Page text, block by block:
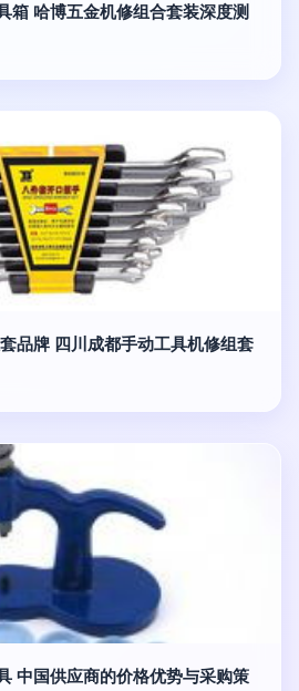
箱 哈博五金机修组合套装深度测
品牌 四川成都手动工具机修组套
中国供应商的价格优势与采购策